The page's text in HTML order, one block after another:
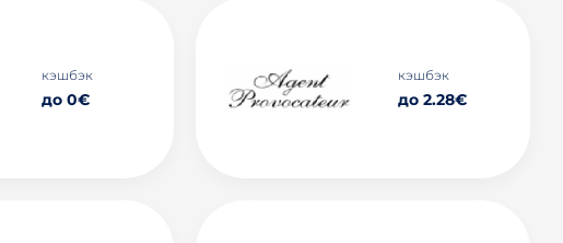
кэшбэк
до 0€
кэшбэк
до 2.28€